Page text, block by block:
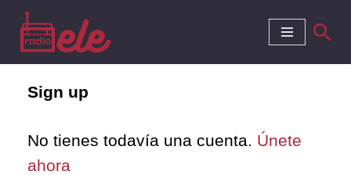
Saltar
contenido
Sign up
No tienes todavía una cuenta. Únete
ahora